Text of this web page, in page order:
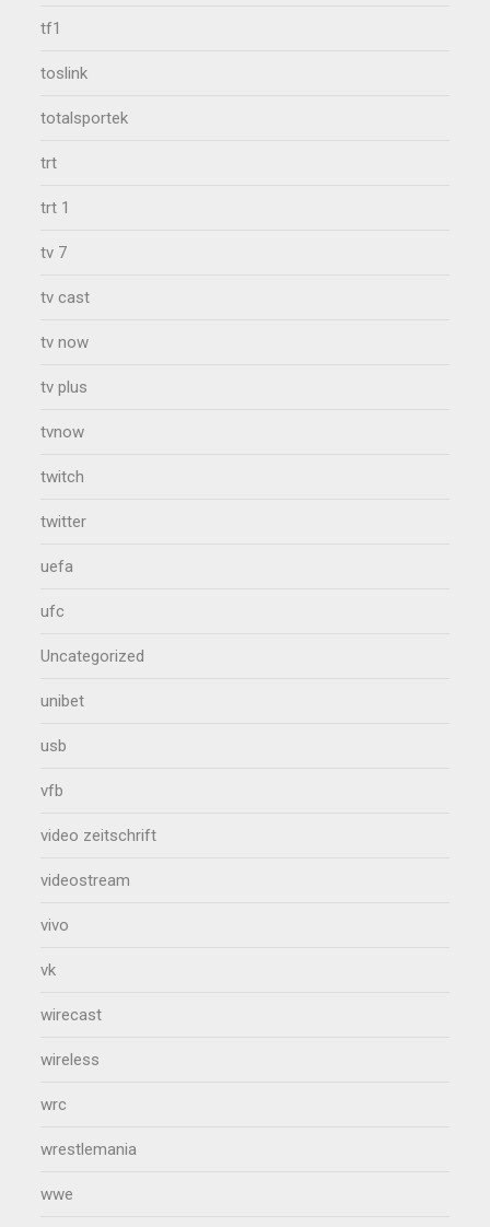
tf1
toslink
totalsportek
trt
trt 1
tv 7
tv cast
tv now
tv plus
tvnow
twitch
twitter
uefa
ufc
Uncategorized
unibet
usb
vfb
video zeitschrift
videostream
vivo
vk
wirecast
wireless
wrc
wrestlemania
wwe